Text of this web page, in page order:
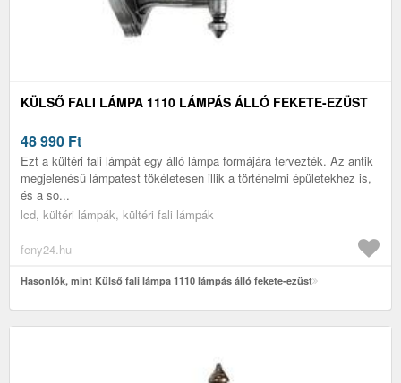
KÜLSŐ FALI LÁMPA 1110 LÁMPÁS ÁLLÓ FEKETE-EZÜST
48 990 Ft
Ezt a kültéri fali lámpát egy álló lámpa formájára tervezték. Az antik
megjelenésű lámpatest tökéletesen illik a történelmi épületekhez is,
és a so...
lcd, kültéri lámpák, kültéri fali lámpák
feny24.hu
Hasonlók, mint Külső fali lámpa 1110 lámpás álló fekete-ezüst